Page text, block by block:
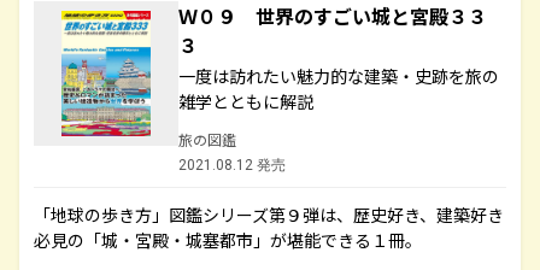
Ｗ０９ 世界のすごい城と宮殿３３
３
一度は訪れたい魅力的な建築・史跡を旅の
雑学とともに解説
旅の図鑑
2021.08.12 発売
「地球の歩き方」図鑑シリーズ第９弾は、歴史好き、建築好き
必見の「城・宮殿・城塞都市」が堪能できる１冊。